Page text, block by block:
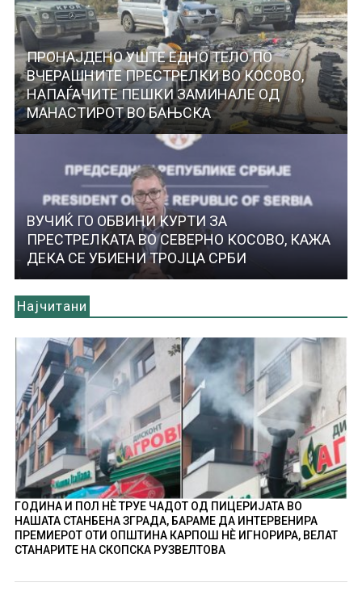
ПРОНАЈДЕНО УШТЕ ЕДНО ТЕЛО ПО
ВЧЕРАШНИТЕ ПРЕСТРЕЛКИ ВО КОСОВО,
НАПАЃАЧИТЕ ПЕШКИ ЗАМИНАЛЕ ОД
МАНАСТИРОТ ВО БАЊСКА
ВУЧИЌ ГО ОБВИНИ КУРТИ ЗА
ПРЕСТРЕЛКАТА ВО СЕВЕРНО КОСОВО, КАЖА
ДЕКА СЕ УБИЕНИ ТРОЈЦА СРБИ
Најчитани
ГОДИНА И ПОЛ НÈ ТРУЕ ЧАДОТ ОД ПИЦЕРИЈАТА ВО
НАШАТА СТАНБЕНА ЗГРАДА, БАРАМЕ ДА ИНТЕРВЕНИРА
ПРЕМИЕРОТ ОТИ ОПШТИНА КАРПОШ НÈ ИГНОРИРА, ВЕЛАТ
СТАНАРИТЕ НА СКОПСКА РУЗВЕЛТОВА